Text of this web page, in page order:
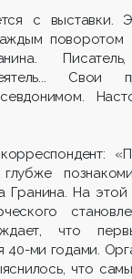
с выставки.
поворотом
Писатель,
Свои
Гранина. На этой
что
40-ми годами.
что